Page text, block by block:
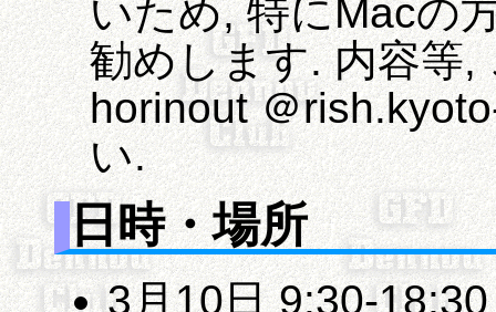
いため, 特にMacの
勧めします. 内容等,
horinout ＠
い.
日時・場所
3月10日 9:30-